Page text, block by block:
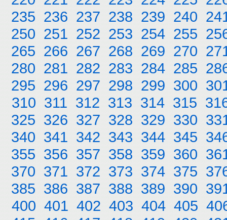
235 236 237 238 239 240
250 251 252 253 254 255
265 266 267 268 269 270
280 281 282 283 284 285
295 296 297 298 299 300
310 311 312 313 314 315
325 326 327 328 329 330
340 341 342 343 344 345
355 356 357 358 359 360
370 371 372 373 374 375
385 386 387 388 389 390
400 401 402 403 404 405